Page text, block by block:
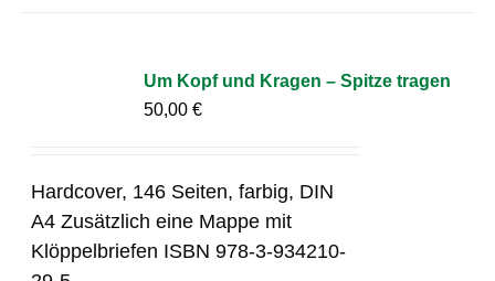
Um Kopf und Kragen – Spitze tragen
50,00€
Hardcover, 146 Seiten, farbig, DIN
A4 Zusätzlich eine Mappe mit
Klöppelbriefen ISBN 978-3-934210-